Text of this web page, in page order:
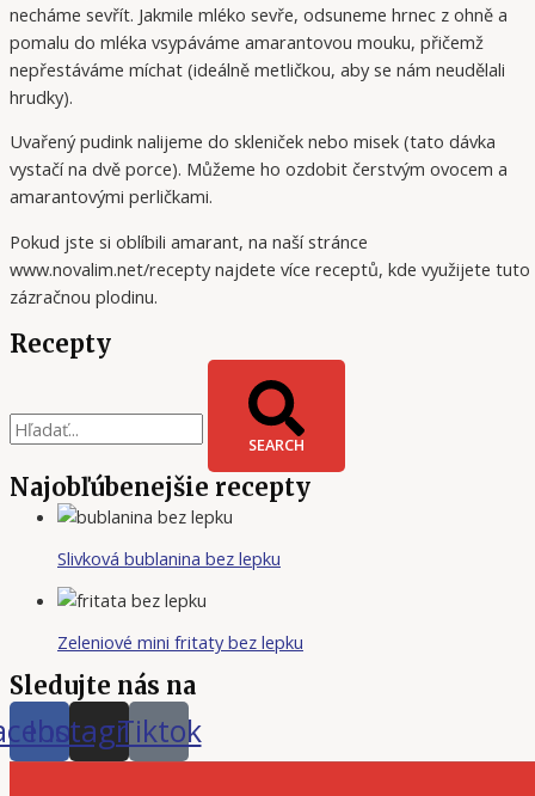
necháme sevřít. Jakmile mléko sevře, odsuneme hrnec z ohně a
pomalu do mléka vsypáváme amarantovou mouku, přičemž
nepřestáváme míchat (ideálně metličkou, aby se nám neudělali
hrudky).
Uvařený pudink nalijeme do skleniček nebo misek (tato dávka
vystačí na dvě porce). Můžeme ho ozdobit čerstvým ovocem a
amarantovými perličkami.
Pokud jste si oblíbili amarant, na naší stránce
www.novalim.net/recepty najdete více receptů, kde využijete tuto
zázračnou plodinu.
Recepty
SEARCH
Najobľúbenejšie recepty
Slivková bublanina bez lepku
Zeleniové mini fritaty bez lepku
Sledujte nás na
Instagram
Tiktok